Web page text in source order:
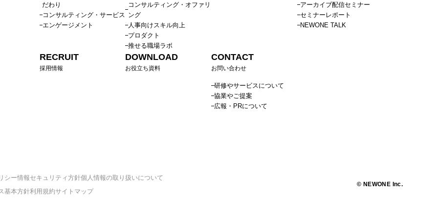
だわり
コンサルティング・サービス
エンゲージメント
コンサルティング・オファリ
ング
人事向けスキル向上
プロダクト
推せる職場ラボ
アーカイブ配信セミナー
セミナーレポート
NEWONE TALK
RECRUIT
採用情報
DOWNLOAD
お役立ち資料
CONTACT
お問い合わせ
研修やサービスについて
協業やご提案
広報・PRについて
シー情報セキュリティ方針個人情報の取り扱いについて
基本方針利用規約サイトマップ
© NEWONE Inc.